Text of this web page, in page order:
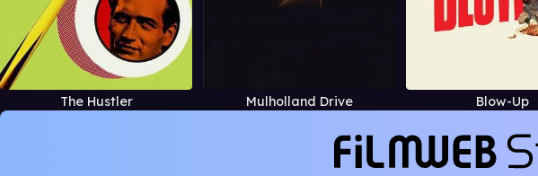
The Hustler Mulholland Drive Blow-Up